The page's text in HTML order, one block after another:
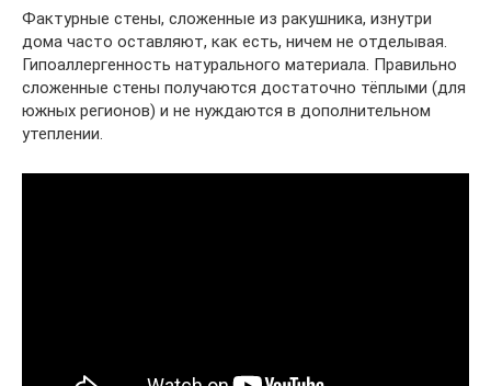
Фактурные стены, сложенные из ракушника, изнутри
дома часто оставляют, как есть, ничем не отделывая.
Гипоаллергенность натурального материала. Правильно
сложенные стены получаются достаточно тёплыми (для
южных регионов) и не нуждаются в дополнительном
утеплении.